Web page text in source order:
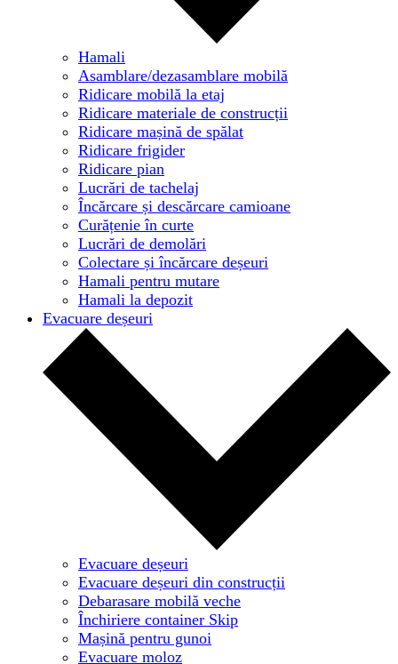
Hamali
Asamblare/dezasamblare mobilă
Ridicare mobilă la etaj
Ridicare materiale de construcții
Ridicare mașină de spălat
Ridicare frigider
Ridicare pian
Lucrări de tachelaj
Încărcare și descărcare camioane
Curățenie în curte
Lucrări de demolări
Colectare și încărcare deșeuri
Hamali pentru mutare
Hamali la depozit
Evacuare deșeuri
Evacuare deșeuri
Evacuare deșeuri din construcții
Debarasare mobilă veche
Închiriere container Skip
Mașină pentru gunoi
Evacuare moloz